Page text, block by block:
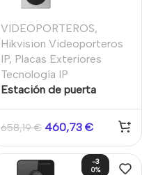
VIDEOPORTEROS,
Hikvision Videoporteros
IP, Placas Exteriores
Tecnología IP
Estación de puerta
reconocimiento facial
658,19€ 460,73 €
-3
0%